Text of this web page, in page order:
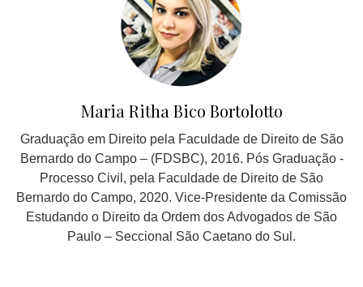
Maria Ritha Bico Bortolotto
Graduação em Direito pela Faculdade de Direito de São
Bernardo do Campo – (FDSBC), 2016. Pós Graduação -
Processo Civil, pela Faculdade de Direito de São
Bernardo do Campo, 2020. Vice-Presidente da Comissão
Estudando o Direito da Ordem dos Advogados de São
Paulo – Seccional São Caetano do Sul.